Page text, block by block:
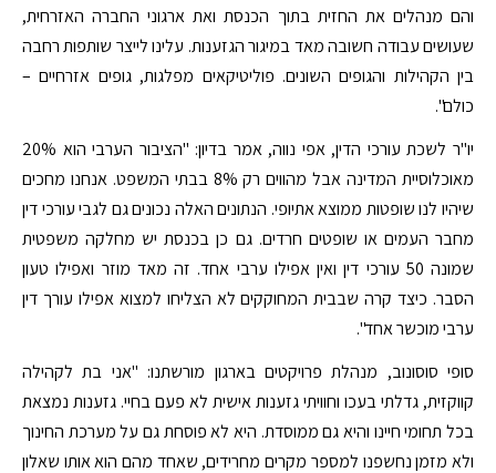
והם מנהלים את החזית בתוך הכנסת ואת ארגוני החברה האזרחית,
שעושים עבודה חשובה מאד במיגור הגזענות. עלינו לייצר שותפות רחבה
בין הקהילות והגופים השונים. פוליטיקאים מפלגות, גופים אזרחיים –
כולם".
יו"ר לשכת עורכי הדין, אפי נווה, אמר בדיון: "הציבור הערבי הוא 20%
מאוכלוסיית המדינה אבל מהווים רק 8% בבתי המשפט. אנחנו מחכים
שיהיו לנו שופטות ממוצא אתיופי. הנתונים האלה נכונים גם לגבי עורכי דין
מחבר העמים או שופטים חרדים. גם כן בכנסת יש מחלקה משפטית
שמונה 50 עורכי דין ואין אפילו ערבי אחד. זה מאד מוזר ואפילו טעון
הסבר. כיצד קרה שבבית המחוקקים לא הצליחו למצוא אפילו עורך דין
ערבי מוכשר אחד".
סופי סוסונוב, מנהלת פרויקטים בארגון מורשתנו: "אני בת לקהילה
קווקזית, גדלתי בעכו וחוויתי גזענות אישית לא פעם בחיי. גזענות נמצאת
בכל תחומי חיינו והיא גם ממוסדת. היא לא פוסחת גם על מערכת החינוך
ולא מזמן נחשפנו למספר מקרים מחרידים, שאחד מהם הוא אותו שאלון